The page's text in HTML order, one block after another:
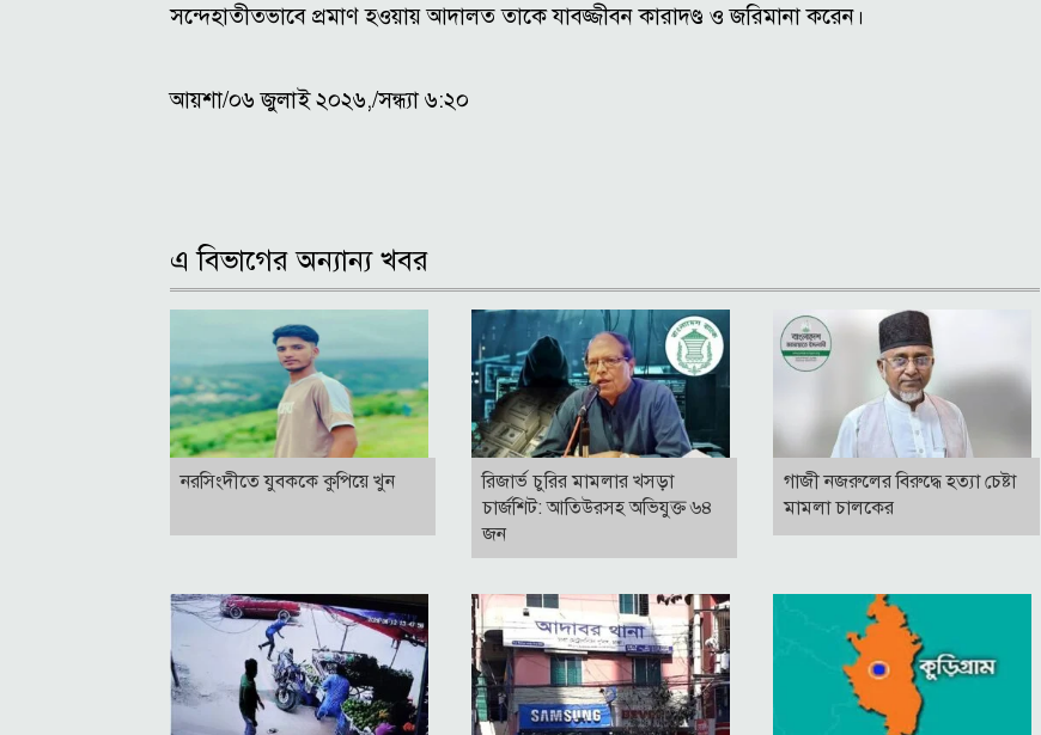
সন্দেহাতীতভাবে প্রমাণ হওয়ায় আদালত তাকে যাবজ্জীবন কারাদণ্ড ও জরিমানা করেন।
আয়শা/০৬ জুলাই ২০২৬,/সন্ধ্যা ৬:২০
এ বিভাগের অন্যান্য খবর
নরসিংদীতে যুবককে কুপিয়ে খুন
রিজার্ভ চুরির মামলার খসড়া
চার্জশিট: আতিউরসহ অভিযুক্ত ৬৪
জন
গাজী নজরুলের বিরুদ্ধে হত্যা চেষ্টা
মামলা চালকের